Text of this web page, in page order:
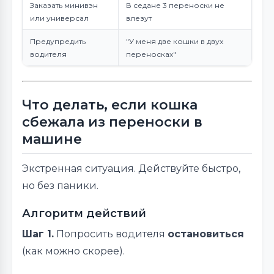
Заказать минивэн
или универсал
В седане 3 переноски не
влезут
Предупредить
водителя
"У меня две кошки в двух
переносках"
Что делать, если кошка
сбежала из переноски в
машине
Экстренная ситуация. Действуйте быстро,
но без паники.
Алгоритм действий
Шаг 1. Попросить водителя остановиться
(как можно скорее).